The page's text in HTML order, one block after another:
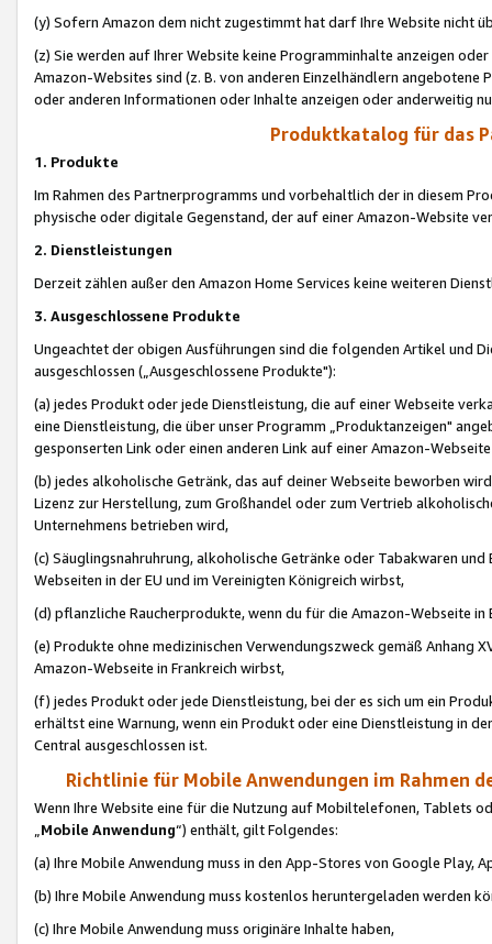
(y) Sofern Amazon dem nicht zugestimmt hat darf Ihre Website nicht
(z) Sie werden auf Ihrer Website keine Programminhalte anzeigen
Amazon-Websites sind (z. B. von anderen Einzelhändlern
oder anderen Informationen oder Inhalte anzeigen oder anderweitig
Produktkatalog für das
1. Produkte
Im Rahmen des Partnerprogramms und vorbehaltlich der in diesem
physische oder digitale Gegenstand, der auf einer Amazon-Website
2. Dienstleistungen
Derzeit zählen außer den Amazon Home Services keine weiteren
3. Ausgeschlossene Produkte
Ungeachtet der obigen Ausführungen sind die folgenden Artikel und
ausgeschlossen („Ausgeschlossene Produkte"):
(a) jedes Produkt oder jede Dienstleistung, die auf einer Webseite
eine Dienstleistung, die über unser Programm „Produktanzeigen"
gesponserten Link oder einen anderen Link auf einer Amazon-
(b) jedes alkoholische Getränk, das auf deiner Webseite beworben
Lizenz zur Herstellung, zum Großhandel oder zum Vertrieb
Unternehmens betrieben wird,
(c) Säuglingsnahruhrung, alkoholische Getränke oder Tabakwaren
Webseiten in der EU und im Vereinigten Königreich wirbst,
(d) pflanzliche Raucherprodukte, wenn du für die Amazon-Webseite in
(e) Produkte ohne medizinischen Verwendungszweck gemäß Anhang
Amazon-Webseite in Frankreich wirbst,
(f) jedes Produkt oder jede Dienstleistung, bei der es sich um ein
erhältst eine Warnung, wenn ein Produkt oder eine Dienstleistung in
Central ausgeschlossen ist.
Richtlinie für Mobile Anwendungen im Rahmen
Wenn Ihre Website eine für die Nutzung auf Mobiltelefonen, Tablets
„Mobile Anwendung“) enthält, gilt Folgendes:
(a) Ihre Mobile Anwendung muss in den App-Stores von Google Play,
(b) Ihre Mobile Anwendung muss kostenlos heruntergeladen werden
(c) Ihre Mobile Anwendung muss originäre Inhalte haben,